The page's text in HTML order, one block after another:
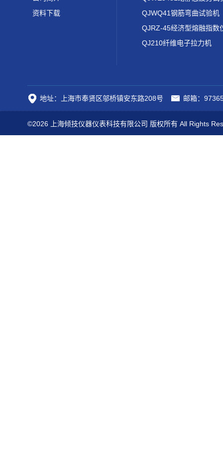
资料下载
QJWQ41钢筋弯曲试验机
QJRZ-45经济型熔融指数
QJ210纤维电子拉力机
地址：上海市奉贤区邬桥镇安东路208号 邮箱：
©2026 上海倾技仪器仪表科技有限公司 版权所有 All Rights